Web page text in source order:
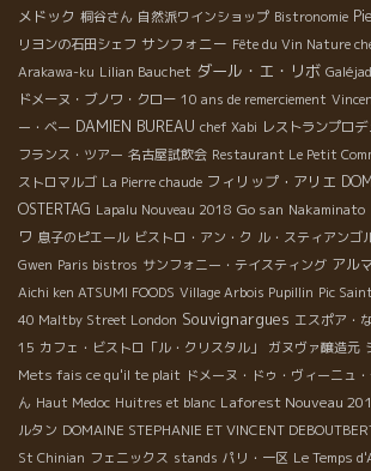
メドック 桐谷さん 自然派ワインショップ Bistronomie
リヨンの石田シェフ サンフォニー Fête du Vin Nature
Arakawa-ku Lilian Bauchet ダール・エ・リボ
ドメーヌ・ブノワ・クロー 10 ans de remerciement
ー・ベー DAMIEN BUREAU chef Xabi レストランプロ
フランス・ツアー 名古屋試飲会 Restaurant Le Petit
ストロマルゴ La Pierre chaude フィリップ・アリエ
OSTERTAG Lapalu Nouveau 2018 Go san Nakaminato
ワ 息子のピエール ビストロ・アン・ク ル・スティアンゴ
Gwen Paris bistros サンフォニー・テイスティング アル
Aichi ken ATSUMI FOODS Village Arbois Pupillin Pic
40 Maltby Street London Souvignargues エスポア・
15 カフェ・ビストロ「ル・クリスタル」 ガヌヴァ醸造元
Mets fais ce qu'il te plait ドメーヌ・ドゥ・ヴィーニュ
ん Haut Medoc Huitres et blanc Laforest Nouveau
ルタン DOMAINE STEPHANIE ET VINCENT
St Chinian フェニックス stands パリ・一区 Le Temps